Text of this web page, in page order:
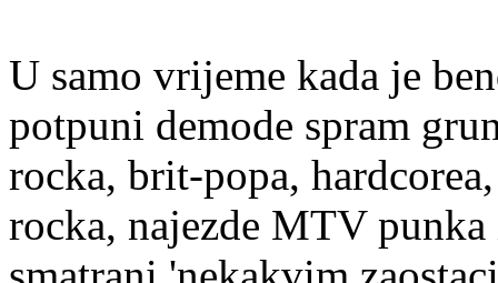
U samo vrijeme kada je
potpuni demode spram
rocka, brit-popa,
rocka, najezde MTV